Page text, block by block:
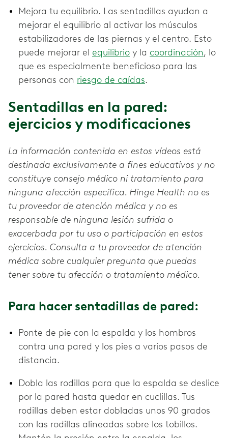
Mejora tu equilibrio. Las sentadillas ayudan a
mejorar el equilibrio al activar los músculos
estabilizadores de las piernas y el centro. Esto
puede mejorar el equilibrio y la coordinación, lo
que es especialmente beneficioso para las
personas con riesgo de caídas.
Sentadillas en la pared:
ejercicios y modificaciones
La información contenida en estos vídeos está
destinada exclusivamente a fines educativos y no
constituye consejo médico ni tratamiento para
ninguna afección específica. Hinge Health no es
tu proveedor de atención médica y no es
responsable de ninguna lesión sufrida o
exacerbada por tu uso o participación en estos
ejercicios. Consulta a tu proveedor de atención
médica sobre cualquier pregunta que puedas
tener sobre tu afección o tratamiento médico.
Para hacer sentadillas de pared:
Ponte de pie con la espalda y los hombros
contra una pared y los pies a varios pasos de
distancia.
Dobla las rodillas para que la espalda se deslice
por la pared hasta quedar en cuclillas. Tus
rodillas deben estar dobladas unos 90 grados
con las rodillas alineadas sobre los tobillos.